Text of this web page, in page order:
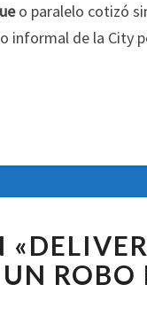
o paralelo cotizó
informal de la City
UN